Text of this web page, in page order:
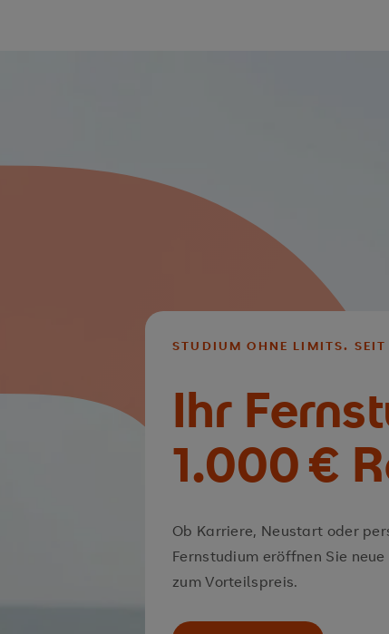
STUDIUM OHNE LIMITS. SEIT
Ihr
1.000 €
Ob Karriere, Neustart oder
Fernstudium eröffnen Sie
zum Vorteilspreis.